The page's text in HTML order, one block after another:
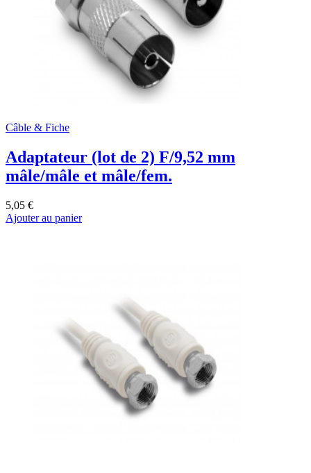
Câble & Fiche
Adaptateur (lot de 2) F/9,52 mm
mâle/mâle et mâle/fem.
5,05 €
Ajouter au panier